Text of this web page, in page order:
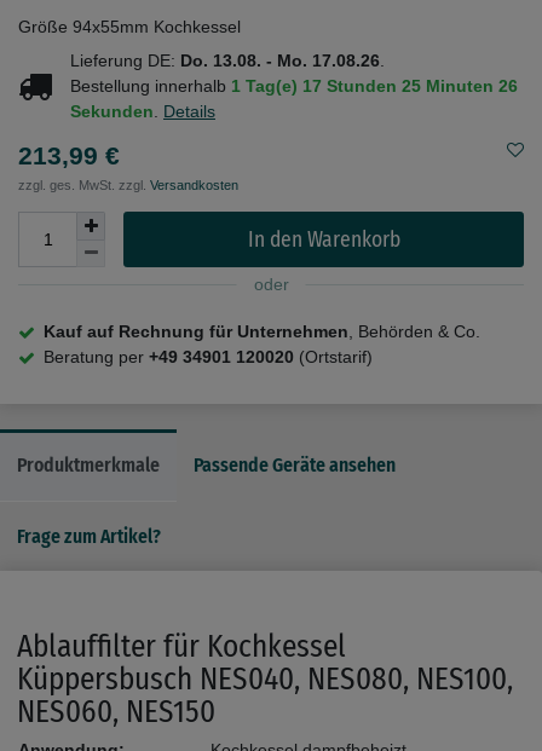
Größe 94x55mm Kochkessel
Lieferung DE: Do. 13.08. - Mo. 17.08.26
Bestellung innerhalb 1 Tag(e) 17 Stunden 25 Minuten 26
Sekunden
Details
213,99 €
zzgl. ges. MwSt. zzgl. Versandkosten
In den Warenkorb
oder
Kauf auf Rechnung für Unternehmen , Behörden & Co.
Beratung per +49 34901 120020 (Ortstarif)
Produktmerkmale Passende Geräte ansehen
Frage zum Artikel?
Ablauffilter für Kochkessel
Küppersbusch NES040, NES080, NES100,
NES060, NES150